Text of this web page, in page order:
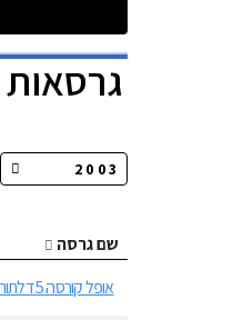
גרסאות
שם גרסה
אופל קורסה 5 דלתות 1.2 75 כ"ס אקו אוטומט